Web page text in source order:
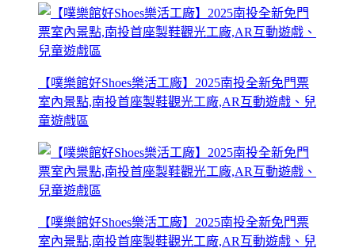
【噗樂館好Shoes樂活工廠】2025南投全新免門票
室內景點,南投首座製鞋觀光工廠,AR互動遊戲、兒
童遊戲區
【噗樂館好Shoes樂活工廠】2025南投全新免門票
室內景點,南投首座製鞋觀光工廠,AR互動遊戲、兒